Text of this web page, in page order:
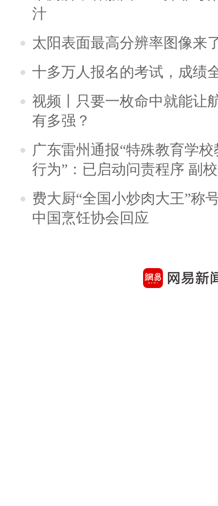
汁
太阳表面最高分辨率图像来
十多万人报名的考试，成绩
视频丨只要一枚命中就能让
有多强？
广东雷州通报“特殊教育学
行为”：已启动问责程序 副
费大厨“全国小炒肉大王”称
中国烹饪协会回应